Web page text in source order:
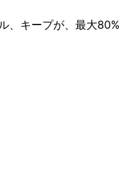
、キープが、最大80%